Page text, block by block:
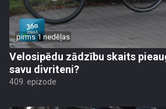
pirms 1 nedēļas
Velosipēdu zādzību skaits
savu divriteni?
409. epizode